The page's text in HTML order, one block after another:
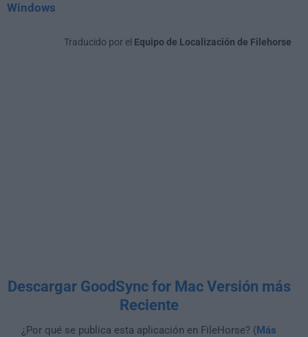
Windows
Traducido por el Equipo de Localización de Filehorse
Descargar GoodSync for Mac Versión más
Reciente
¿Por qué se publica esta aplicación en FileHorse? (Más